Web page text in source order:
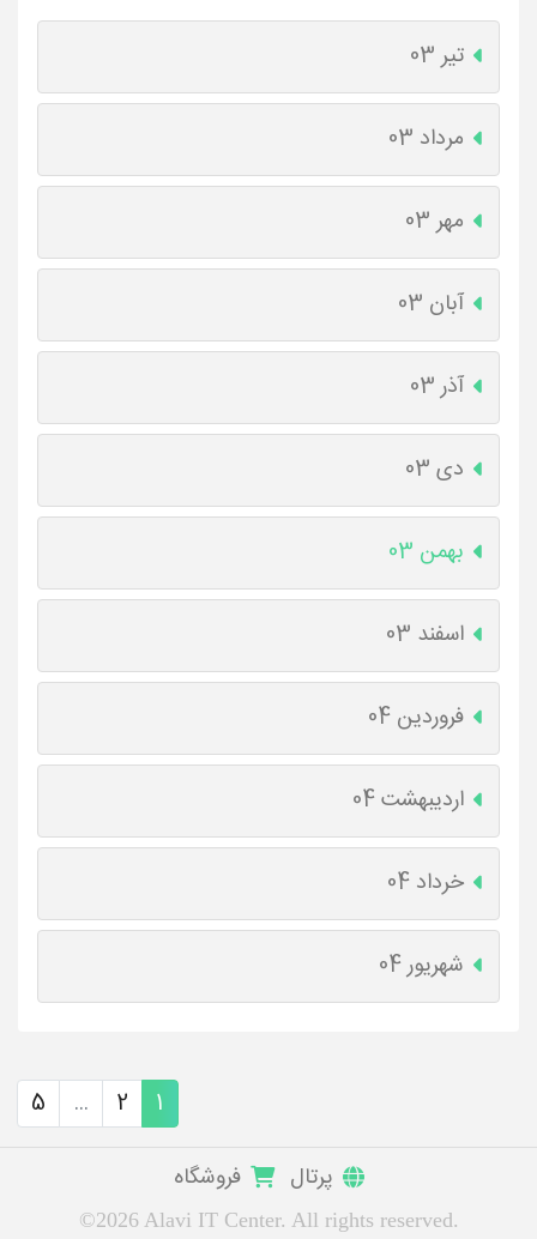
تیر 03
مرداد 03
مهر 03
آبان 03
آذر 03
دی 03
بهمن 03
اسفند 03
فروردین 04
اردیبهشت 04
خرداد 04
شهریور 04
1
2
...
5
پرتال فروشگاه
©2026 Alavi IT Center. All rights reserved.